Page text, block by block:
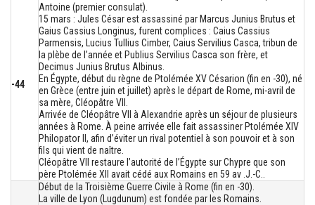
-44
Antoine (premier consulat).
15 mars : Jules César est assassiné par Marcus Junius Brutus et
Gaius Cassius Longinus, furent complices : Caius Cassius
Parmensis, Lucius Tullius Cimber, Caius Servilius Casca, tribun de
la plèbe de l’année et Publius Servilius Casca son frère, et
Decimus Junius Brutus Albinus.
En Égypte, début du règne de Ptolémée XV Césarion (fin en -30), né
en Grèce (entre juin et juillet) après le départ de Rome, mi-avril de
sa mère, Cléopâtre VII.
Arrivée de Cléopâtre VII à Alexandrie après un séjour de plusieurs
années à Rome. À peine arrivée elle fait assassiner Ptolémée XIV
Philopator II, afin d’éviter un rival potentiel à son pouvoir et à son
fils qui vient de naître.
Cléopâtre VII restaure l’autorité de l’Égypte sur Chypre que son
père Ptolémée XII avait cédé aux Romains en 59 av .J.-C..
Début de la Troisième Guerre Civile à Rome (fin en -30).
La ville de Lyon (Lugdunum) est fondée par les Romains.